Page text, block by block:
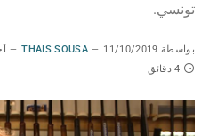
تونسي.
بواسطة THAIS SOUSA 11/10/2019
4 دقائق